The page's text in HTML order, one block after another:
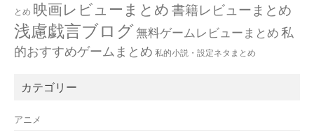
とめ 映画レビューまとめ 書籍レビューまとめ
浅慮戯言ブログ無料ゲームレビューまとめ 私
的おすすめゲームまとめ 私的小説・設定ネタまとめ
カテゴリー
アニメ